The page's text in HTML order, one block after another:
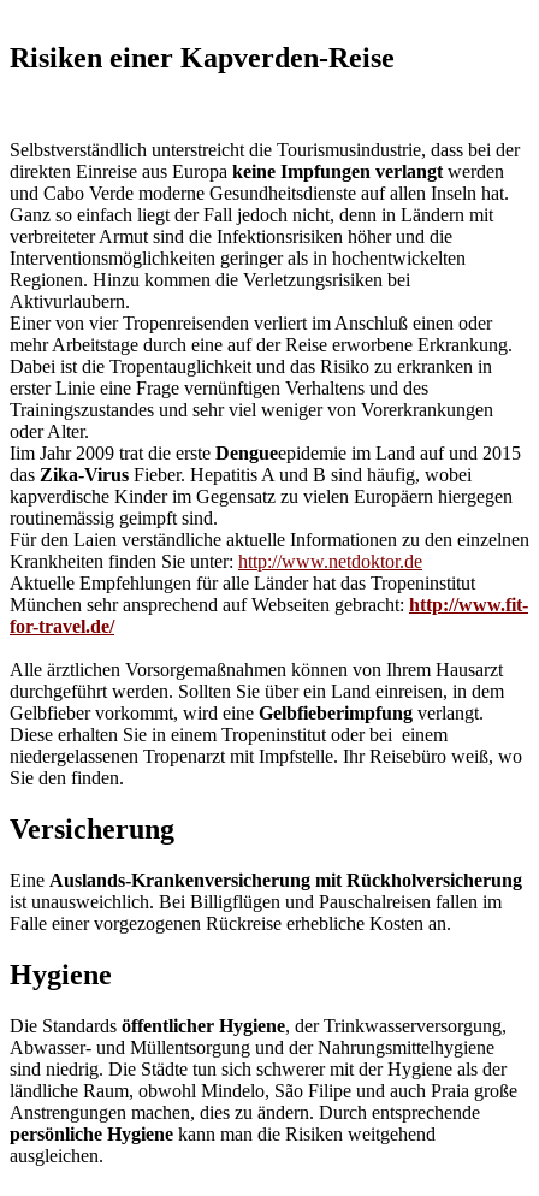
Risiken einer Kapverden-Reise
Selbstverständlich unterstreicht die Tourismusindustrie, dass bei der
direkten Einreise aus Europa keine Impfungen verlangt werden
und Cabo Verde moderne Gesundheitsdienste auf allen Inseln hat.
Ganz so einfach liegt der Fall jedoch nicht, denn in Ländern mit
verbreiteter Armut sind die Infektionsrisiken höher und die
Interventionsmöglichkeiten geringer als in hochentwickelten
Regionen. Hinzu kommen die Verletzungsrisiken bei
Aktivurlaubern.
Einer von vier Tropenreisenden verliert im Anschluß einen oder
mehr Arbeitstage durch eine auf der Reise erworbene Erkrankung.
Dabei ist die Tropentauglichkeit und das Risiko zu erkranken in
erster Linie eine Frage vernünftigen Verhaltens und des
Trainingszustandes und sehr viel weniger von Vorerkrankungen
oder Alter.
Iim Jahr 2009 trat die erste Dengueepidemie im Land auf und 2015
das Zika-Virus Fieber. Hepatitis A und B sind häufig, wobei
kapverdische Kinder im Gegensatz zu vielen Europäern hiergegen
routinemässig geimpft sind.
Für den Laien verständliche aktuelle Informationen zu den einzelnen
Krankheiten finden Sie unter: http://www.netdoktor.de
Aktuelle Empfehlungen für alle Länder hat das Tropeninstitut
München sehr ansprechend auf Webseiten gebracht: http://www.fit-
for-travel.de/
Alle ärztlichen Vorsorgemaßnahmen können von Ihrem Hausarzt
durchgeführt werden. Sollten Sie über ein Land einreisen, in dem
Gelbfieber vorkommt, wird eine Gelbfieberimpfung verlangt.
Diese erhalten Sie in einem Tropeninstitut oder bei einem
niedergelassenen Tropenarzt mit Impfstelle. Ihr Reisebüro weiß, wo
Sie den finden.
Versicherung
Eine Auslands-Krankenversicherung mit Rückholversicherung
ist unausweichlich. Bei Billigflügen und Pauschalreisen fallen im
Falle einer vorgezogenen Rückreise erhebliche Kosten an.
Hygiene
Die Standards öffentlicher Hygiene, der Trinkwasserversorgung,
Abwasser- und Müllentsorgung und der Nahrungsmittelhygiene
sind niedrig. Die Städte tun sich schwerer mit der Hygiene als der
ländliche Raum, obwohl Mindelo, São Filipe und auch Praia große
Anstrengungen machen, dies zu ändern. Durch entsprechende
persönliche Hygiene kann man die Risiken weitgehend
ausgleichen.